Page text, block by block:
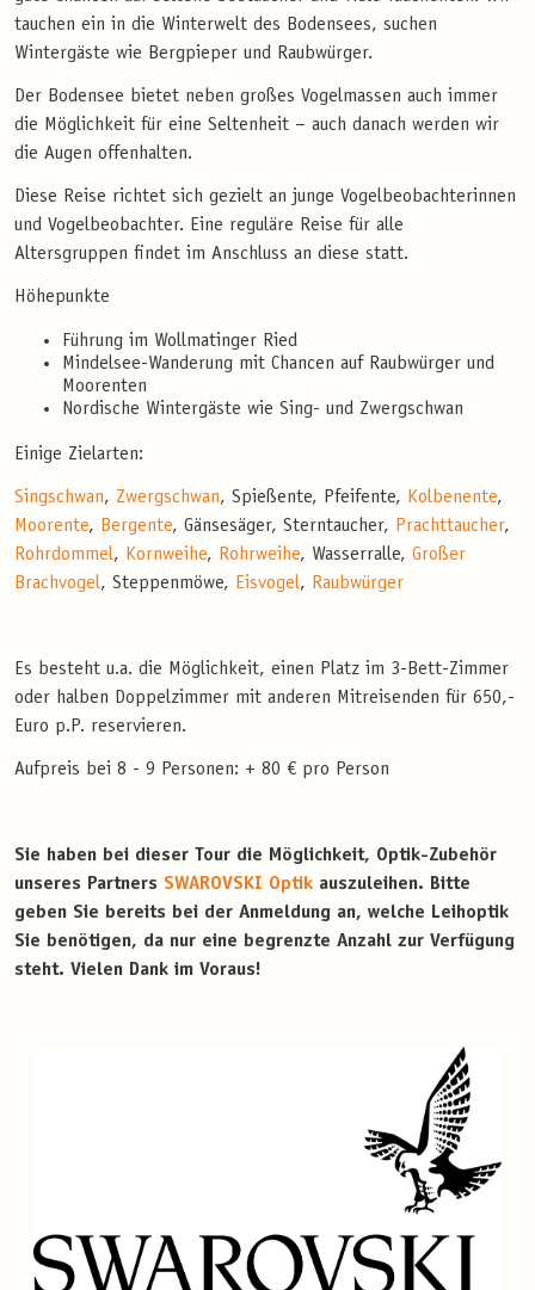
tauchen ein in die Winterwelt des Bodensees, suchen
Wintergäste wie Bergpieper und Raubwürger.
Der Bodensee bietet neben großes Vogelmassen auch immer
die Möglichkeit für eine Seltenheit – auch danach werden wir
die Augen offenhalten.
Diese Reise richtet sich gezielt an junge Vogelbeobachterinnen
und Vogelbeobachter. Eine reguläre Reise für alle
Altersgruppen findet im Anschluss an diese statt.
Höhepunkte
Führung im Wollmatinger Ried
Mindelsee-Wanderung mit Chancen auf Raubwürger und
Moorenten
Nordische Wintergäste wie Sing- und Zwergschwan
Einige Zielarten:
Singschwan, Zwergschwan, Spießente, Pfeifente, Kolbenente,
Moorente, Bergente, Gänsesäger, Sterntaucher, Prachttaucher,
Rohrdommel, Kornweihe, Rohrweihe, Wasserralle, Großer
Brachvogel, Steppenmöwe, Eisvogel, Raubwürger
Es besteht u.a. die Möglichkeit, einen Platz im 3-Bett-Zimmer
oder halben Doppelzimmer mit anderen Mitreisenden für 650,-
Euro p.P. reservieren.
Aufpreis bei 8 - 9 Personen: + 80 € pro Person
Sie haben bei dieser Tour die Möglichkeit, Optik-Zubehör
unseres Partners SWAROVSKI Optik auszuleihen. Bitte
geben Sie bereits bei der Anmeldung an, welche Leihoptik
Sie benötigen, da nur eine begrenzte Anzahl zur Verfügung
steht. Vielen Dank im Voraus!